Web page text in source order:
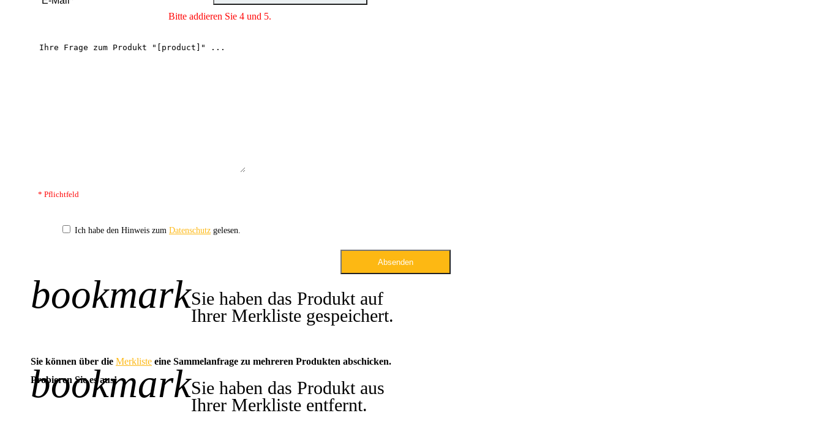
Bitte addieren Sie 4 und 5.
* Pflichtfeld
Ich habe den Hinweis zum Datenschutz gelesen.
Absenden
bookmarkSie haben das Produkt auf
Ihrer Merkliste gespeichert.
Sie können über die Merkliste eine Sammelanfrage zu mehreren Produkten abschicken.
Probieren Sie es aus!
-1
bookmarkSie haben das Produkt aus
Ihrer Merkliste entfernt.